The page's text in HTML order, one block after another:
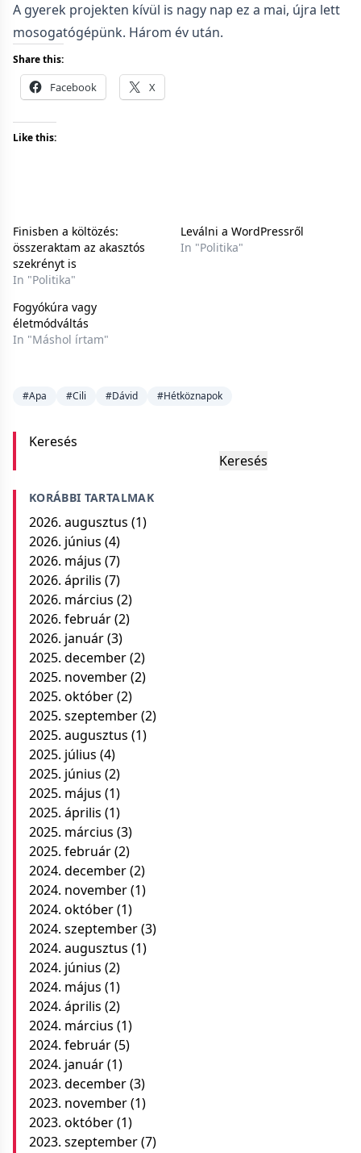
A gyerek projekten kívül is nagy nap ez a mai, újra lett
mosogatógépünk. Három év után.
Share this:
Facebook X
Like this:
Finisben a költözés:
összeraktam az akasztós
szekrényt is
In "Politika"
Leválni a WordPressről
In "Politika"
Fogyókúra vagy
életmódváltás
In "Máshol írtam"
#Apa #Cili #Dávid #Hétköznapok
Keresés
Keresés
KORÁBBI TARTALMAK
2026. augusztus (1)
2026. június (4)
2026. május (7)
2026. április (7)
2026. március (2)
2026. február(2)
2026. január(3)
2025. december(2)
2025. november(2)
2025. október(2)
2025. szeptember(2)
2025. augusztus (1)
2025. július (4)
2025. június (2)
2025. május (1)
2025. április (1)
2025. március (3)
2025. február(2)
2024. december(2)
2024. november(1)
2024. október(1)
2024. szeptember(3)
2024. augusztus (1)
2024. június (2)
2024. május (1)
2024. április (2)
2024. március (1)
2024. február(5)
2024. január(1)
2023. december(3)
2023. november(1)
2023. október(1)
2023. szeptember(7)